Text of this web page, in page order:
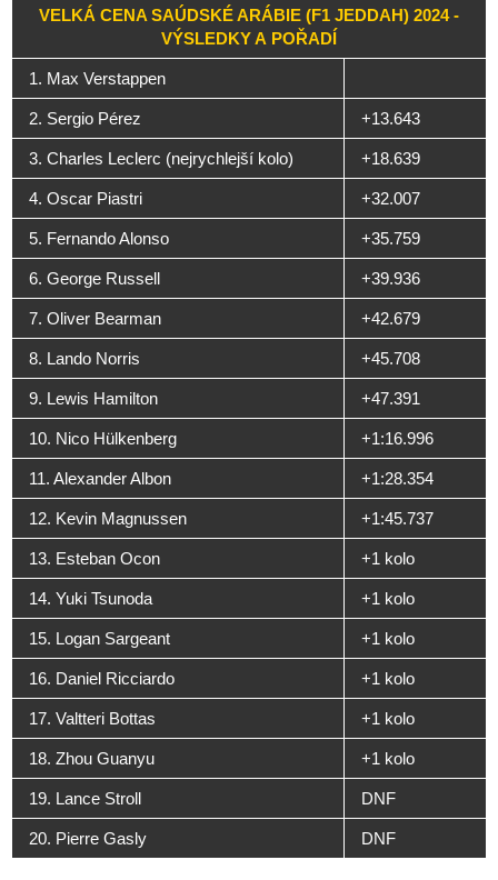
VELKÁ CENA SAÚDSKÉ ARÁBIE (F1 JEDDAH) 2024 -
VÝSLEDKY A POŘADÍ
1. Max Verstappen
2. Sergio Pérez +13.643
3. Charles Leclerc (nejrychlejší kolo) +18.639
4. Oscar Piastri +32.007
5. Fernando Alonso +35.759
6. George Russell +39.936
7. Oliver Bearman +42.679
8. Lando Norris +45.708
9. Lewis Hamilton +47.391
10. Nico Hülkenberg +1:16.996
11. Alexander Albon +1:28.354
12. Kevin Magnussen +1:45.737
13. Esteban Ocon +1 kolo
14. Yuki Tsunoda +1 kolo
15. Logan Sargeant +1 kolo
16. Daniel Ricciardo +1 kolo
17. Valtteri Bottas +1 kolo
18. Zhou Guanyu +1 kolo
19. Lance Stroll DNF
20. Pierre Gasly DNF